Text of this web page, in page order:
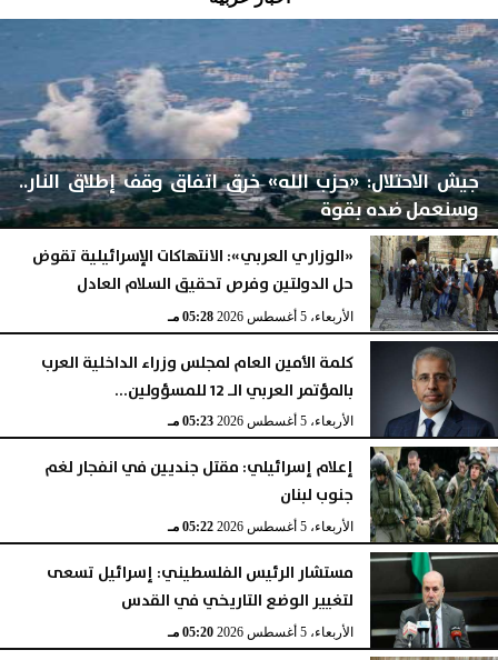
جيش الاحتلال: «حزب الله» خرق اتفاق وقف إطلاق النار..
وسنعمل ضده بقوة
الأربعاء، 5 أغسطس 2026 06:17 مـ
«الوزاري العربي»: الانتهاكات الإسرائيلية تقوض
حل الدولتين وفرص تحقيق السلام العادل
الأربعاء، 5 أغسطس 2026 05:28 مـ
كلمة الأمين العام لمجلس وزراء الداخلية العرب
بالمؤتمر العربي الـ 12 للمسؤولين...
الأربعاء، 5 أغسطس 2026 05:23 مـ
إعلام إسرائيلي: مقتل جنديين في انفجار لغم
جنوب لبنان
الأربعاء، 5 أغسطس 2026 05:22 مـ
مستشار الرئيس الفلسطيني: إسرائيل تسعى
لتغيير الوضع التاريخي في القدس
الأربعاء، 5 أغسطس 2026 05:20 مـ